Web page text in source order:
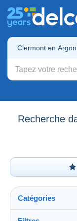
Clermont en
Recherche
Catégories